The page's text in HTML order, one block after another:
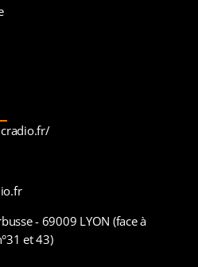
- 69009 LYON (face à
et 43)